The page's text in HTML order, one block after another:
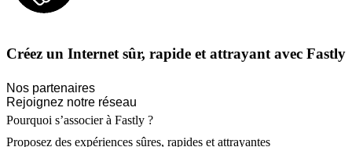
Créez un Internet sûr, rapide et attrayant avec Fastly
Nos partenaires
Rejoignez notre réseau
Pourquoi s’associer à Fastly ?
Proposez des expériences sûres, rapides et attrayantes